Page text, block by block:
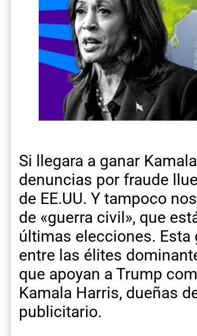
Si llegara a ganar
denuncias por fraude
de EE.UU. Y tampoco
de «guerra civil», que
últimas elecciones.
entre las élites
que apoyan a Trump
Kamala Harris, dueñas
publicitario.